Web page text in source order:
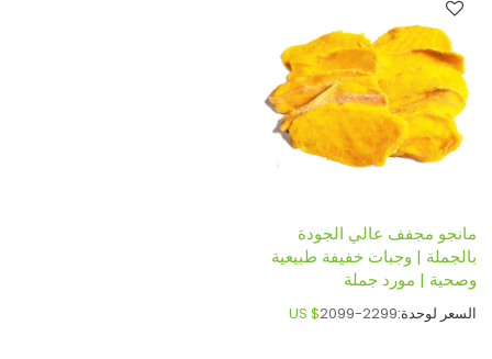
مانجو مجفف عالي الجودة
بالجملة | وجبات خفيفة طبيعية
وصحية | مورد جملة
السعر لوحدة: US $2099-2299